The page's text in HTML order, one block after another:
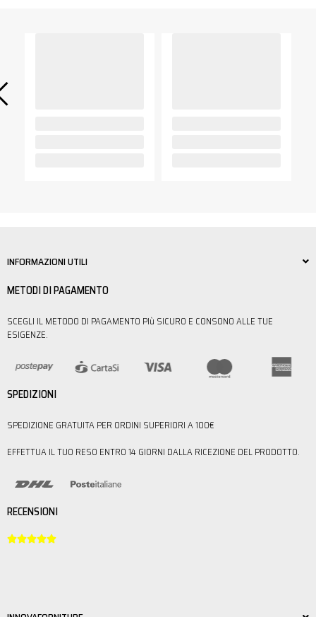
INFORMAZIONI UTILI
METODI DI PAGAMENTO
SCEGLI IL METODO DI PAGAMENTO PIù SICURO E CONSONO ALLE TUE
ESIGENZE.
SPEDIZIONI
SPEDIZIONE GRATUITA PER ORDINI SUPERIORI A 100€
EFFETTUA IL TUO RESO ENTRO 14 GIORNI DALLA RICEZIONE DEL PRODOTTO.
RECENSIONI
